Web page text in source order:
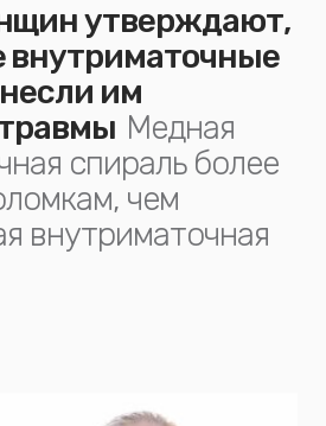
утверждают,
внутриматочные
им
Медная
спираль более
чем
внутриматочная